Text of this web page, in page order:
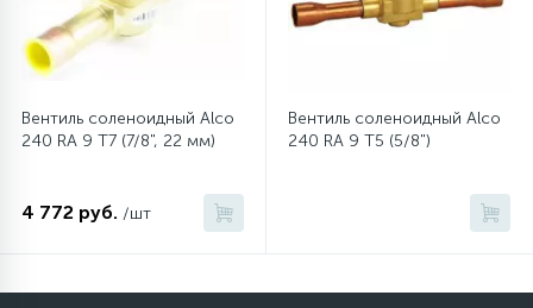
Щетки двигателя
Электронные модули
Вентиль соленоидный Alco
240 RA 9 T7 (7/8", 22 мм)
4 772 руб. /шт
Вентиль соленоидный Alco
240 RA 9 T5 (5/8")